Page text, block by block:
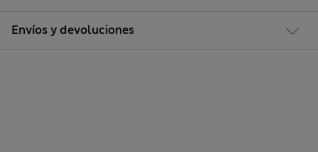
Envíos y devoluciones